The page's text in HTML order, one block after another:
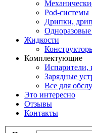
Pod-системы
Дрипки,
Одноразовые
Жидкости
Комплектующие
Испарители,
Зарядные
Все для
Это интересно
Отзывы
Контакты